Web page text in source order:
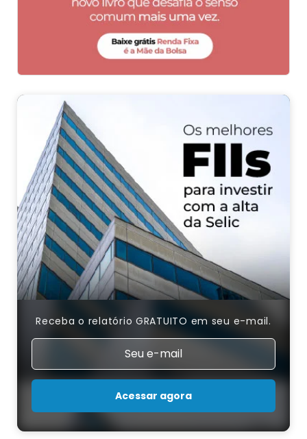
Receba o relatório GRATUITO em seu e-mail.
Acessar agora